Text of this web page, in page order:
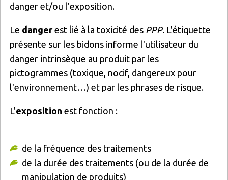
danger et/ou l'exposition.
Le dangerest lié à la toxicité des PPP. L'étiquette
présente sur les bidons informe l'utilisateur du
danger intrinsèque au produit par les
pictogrammes (toxique, nocif, dangereux pour
l'environnement…) et par les phrases de risque.
L'exposition est fonction :
de la fréquence des traitements
de la durée des traitements (ou de la durée de
manipulation de produits)